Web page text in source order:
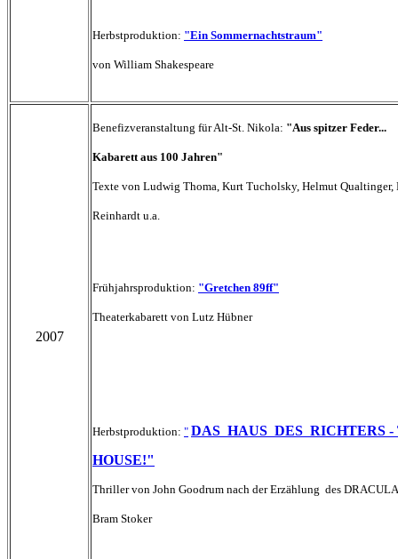
Herbstproduktion: "Ein Sommernachtstraum"
von William Shakespeare
2007
Benefizveranstaltung für Alt-St. Nikola: "Aus spitzer Feder...
Kabarett aus 100 Jahren"
Texte von Ludwig Thoma, Kurt Tucholsky, Helmut Qualtinger,
Reinhardt u.a.
Frühjahrsproduktion: "Gretchen 89ff"
Theaterkabarett von Lutz Hübner
Herbstproduktion: " DAS HAUS DES RICHTERS -
HOUSE!"
Thriller von John Goodrum nach der Erzählung des
Bram Stoker